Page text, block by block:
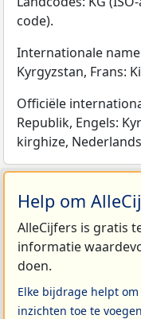
code).
Internationale
Kyrgyzstan, Frans:
Officiële
Republik, Engels:
kirghize,
Help om
AlleCijfers is gratis
informatie
doen.
Elke bijdrage helpt
inzichten toe te